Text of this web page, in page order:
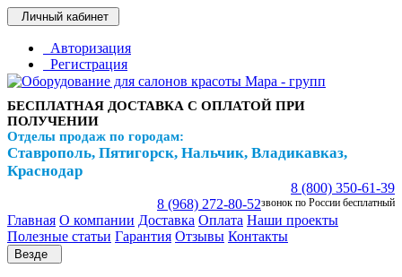
Личный кабинет
Авторизация
Регистрация
БЕСПЛАТНАЯ ДОСТАВКА С ОПЛАТОЙ ПРИ
ПОЛУЧЕНИИ
Отделы продаж по городам:
Ставрополь, Пятигорск, Нальчик, Владикавказ,
Краснодар
8 (800) 350-61-39
звонок по России бесплатный
8 (968) 272-80-52
Главная О компании Доставка Оплата Наши проекты
Полезные статьи Гарантия Отзывы Контакты
Везде